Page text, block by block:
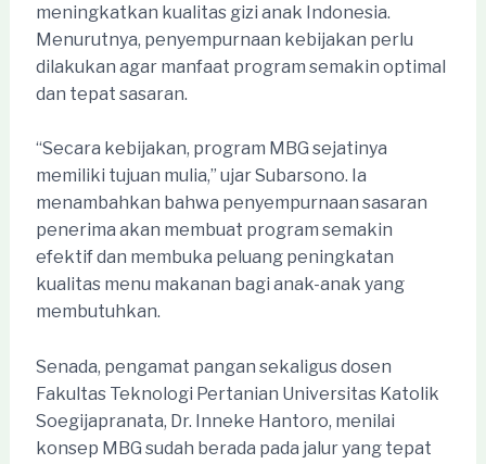
meningkatkan kualitas gizi anak Indonesia.
Menurutnya, penyempurnaan kebijakan perlu
dilakukan agar manfaat program semakin optimal
dan tepat sasaran.
“Secara kebijakan, program MBG sejatinya
memiliki tujuan mulia,” ujar Subarsono. Ia
menambahkan bahwa penyempurnaan sasaran
penerima akan membuat program semakin
efektif dan membuka peluang peningkatan
kualitas menu makanan bagi anak-anak yang
membutuhkan.
Senada, pengamat pangan sekaligus dosen
Fakultas Teknologi Pertanian Universitas Katolik
Soegijapranata, Dr. Inneke Hantoro, menilai
konsep MBG sudah berada pada jalur yang tepat